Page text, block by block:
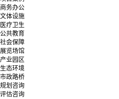
商务办公
文体设施
医疗卫生
公共教育
社会保障
展览场馆
产业园区
生态环境
市政路桥
规划咨询
评估咨询